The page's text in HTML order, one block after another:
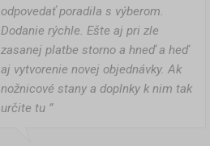
odpovedať poradila s výberom.
Dodanie rýchle. Ešte aj pri zle
zasanej platbe storno a hneď a heď
aj vytvorenie novej objednávky. Ak
nožnicové stany a doplnky k nim tak
určite tu ”